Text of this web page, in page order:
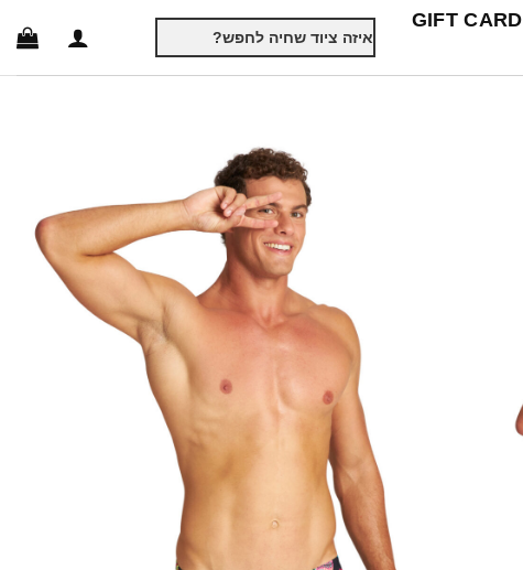
GIFT CARD
עבור: